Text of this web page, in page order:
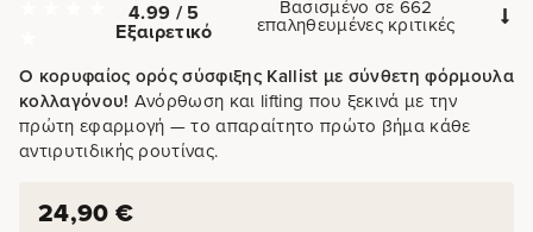
4.99 / 5
Εξαιρετικό
Βασισμένο σε 662
επαληθευμένες κριτικές
Ο κορυφαίος ορός σύσφιξης Kallist με σύνθετη φόρμουλα
κολλαγόνου! Ανόρθωση και lifting που ξεκινά με την
πρώτη εφαρμογή — το απαραίτητο πρώτο βήμα κάθε
αντιρυτιδικής ρουτίνας.
24,90 €